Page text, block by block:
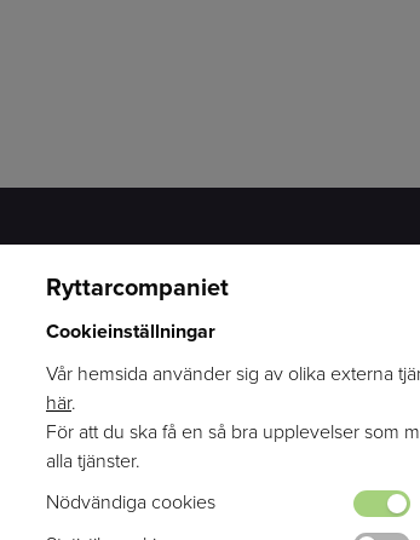
VÅRA KATEGORIER
RYTTARE
AKTIVERING
MATERIALVÅRD
247 70 GENARP
Ryttarcompaniet
Cookieinställningar
Vår hemsida använder sig av olika externa
här.
För att du ska få en så bra upplevelser som
alla tjänster.
Nödvändiga cookies